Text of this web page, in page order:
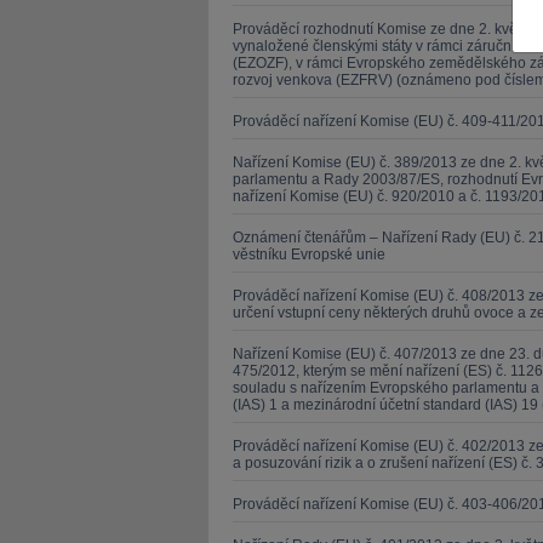
Prováděcí rozhodnutí Komise ze dne 2.
vynaložené členskými státy v rámci záruční
(EZOZF), v rámci Evropského zemědělského
rozvoj venkova (EZFRV) (oznámeno pod
Prováděcí nařízení Komise (EU) č. 409-411/
Nařízení Komise (EU) č. 389/2013 ze dne 2.
parlamentu a Rady 2003/87/ES, rozhodnutí
nařízení Komise (EU) č. 920/2010 a č. 1193/
Oznámení čtenářům – Nařízení Rady (EU) č.
věstníku Evropské unie
Prováděcí nařízení Komise (EU) č. 408/2013
určení vstupní ceny některých druhů ovoce a
Nařízení Komise (EU) č. 407/2013 ze dne 23.
475/2012, kterým se mění nařízení (ES) č.
souladu s nařízením Evropského parlamentu
(IAS) 1 a mezinárodní účetní standard (IAS) 19
Prováděcí nařízení Komise (EU) č. 402/2013
a posuzování rizik a o zrušení nařízení (ES) č.
Prováděcí nařízení Komise (EU) č. 403-406/
JUDr. Tomáš Nielsen
JUDr.
Kurzy